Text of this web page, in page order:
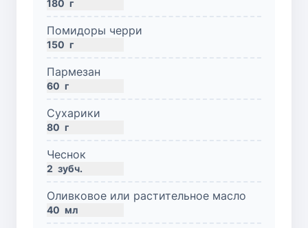
180 г
Помидоры черри
150 г
Пармезан
60 г
Сухарики
80 г
Чеснок
2 зубч.
Оливковое или растительное масло
40 мл